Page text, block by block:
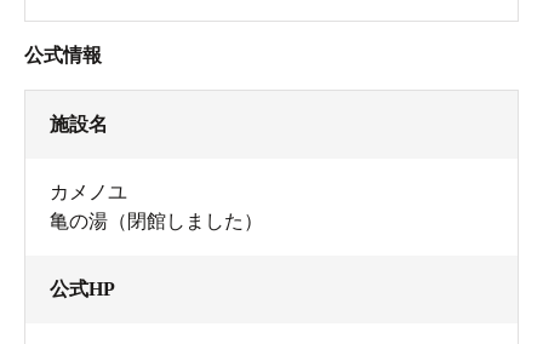
公式情報
施設名
カメノユ
亀の湯（閉館しました）
公式HP